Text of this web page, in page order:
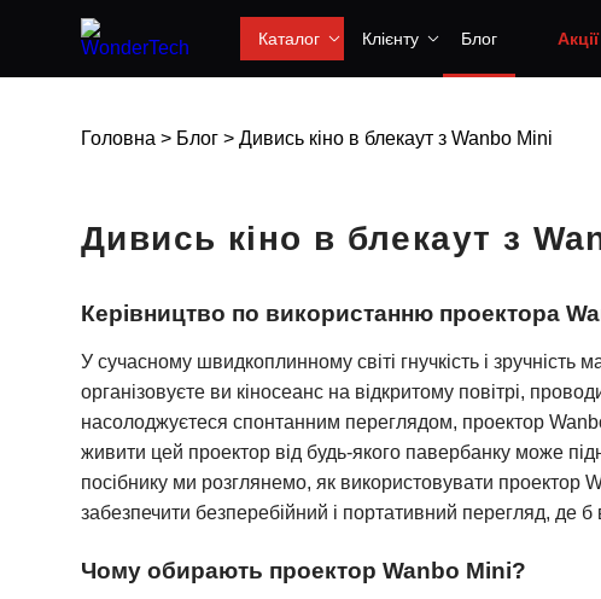
Каталог Клієнту Блог Акції
Головна > Блог > Дивись кіно в блекаут з Wanbo Mini
Дивись кіно в блекаут з
Керівництво по використанню проектора
У сучасному швидкоплинному світі гнучкість і
організовуєте ви кіносеанс на відкритому повітрі,
насолоджуєтеся спонтанним переглядом, проектор
живити цей проектор від будь-якого павербанку може
посібнику ми розглянемо, як використовувати
забезпечити безперебійний і портативний перегляд, де
Чому обирають проектор Wanbo Mini?